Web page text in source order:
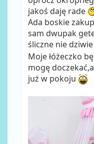
jakoś daję rade
Ada boskie
sam dwupak
śliczne nie
Moje łóżeczko
mogę
już w pokoju